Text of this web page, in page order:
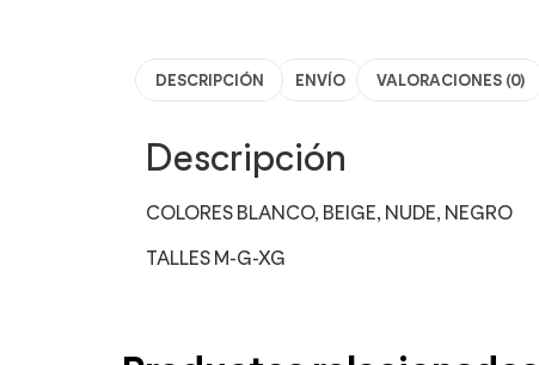
DESCRIPCIÓN ENVÍO VALORACIONES (0)
Descripción
COLORES BLANCO, BEIGE, NUDE, NEGRO
TALLES M-G-XG